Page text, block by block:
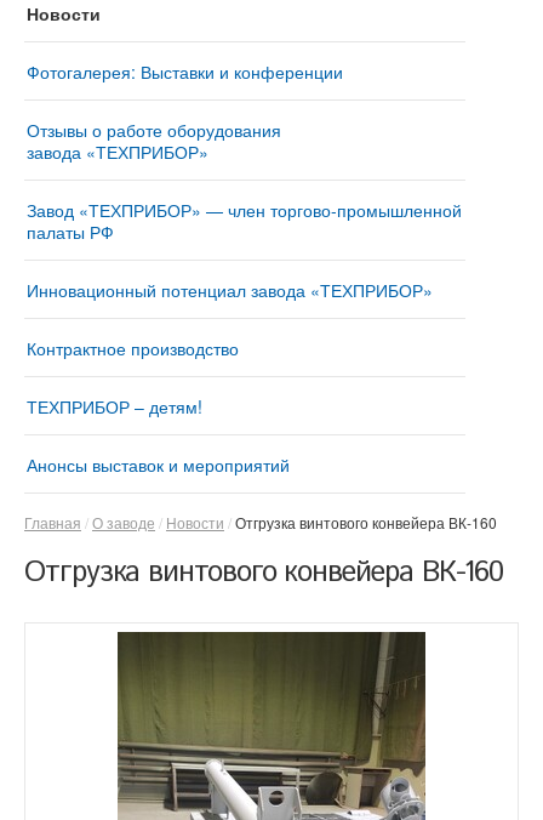
Новости
Фотогалерея: Выставки и конференции
Отзывы о работе оборудования
завода «ТЕХПРИБОР»
Завод «ТЕХПРИБОР» — член торгово-промышленной
палаты РФ
Инновационный потенциал завода «ТЕХПРИБОР»
Контрактное производство
ТЕХПРИБОР – детям!
Анонсы выставок и мероприятий
Главная О заводе Новости Отгрузка винтового конвейера ВК-160
Отгрузка винтового конвейера ВК-160